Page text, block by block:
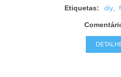
Etiquetas: diy